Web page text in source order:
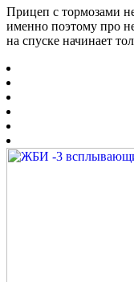
Прицеп с тормозами
именно поэтому про
на спуске начинает